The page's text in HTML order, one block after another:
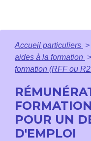
Accueil particuliers >
aides à la formation >
formation (RFF ou
POUR UN
D'EMPLOI